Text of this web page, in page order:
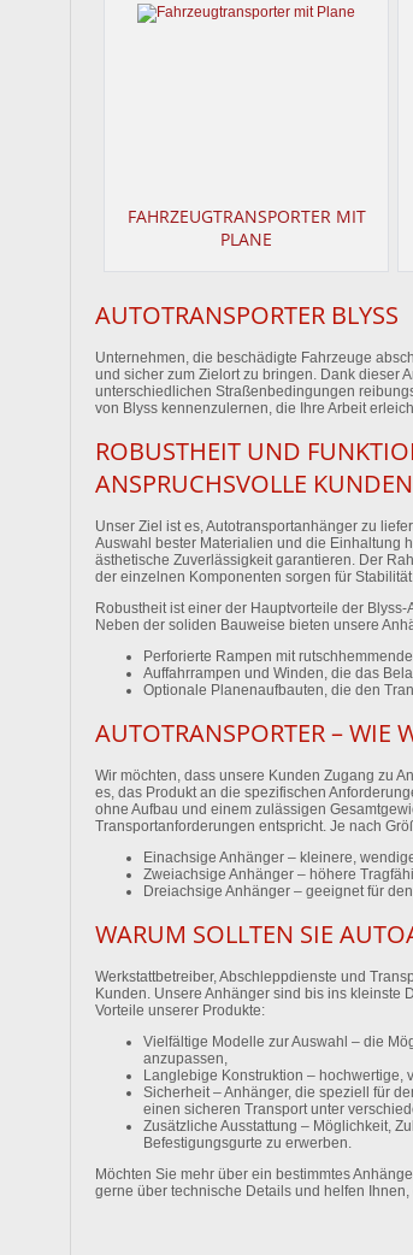
FAHRZEUGTRANSPORTER MIT
PLANE
AUTOTRANSPORTER BLYSS
Unternehmen, die beschädigte Fahrzeuge
und sicher zum Zielort zu bringen. Dank dieser
unterschiedlichen Straßenbedingungen
von Blyss kennenzulernen, die Ihre Arbeit
ROBUSTHEIT UND
ANSPRUCHSVOLLE KUNDEN
Unser Ziel ist es, Autotransportanhänger zu
Auswahl bester Materialien und die Einhaltung
ästhetische Zuverlässigkeit garantieren. Der
der einzelnen Komponenten sorgen für
Robustheit ist einer der Hauptvorteile der
Neben der soliden Bauweise bieten unsere
Perforierte Rampen mit
Auffahrrampen und Winden, die das
Optionale Planenaufbauten, die den
AUTOTRANSPORTER – WIE
Wir möchten, dass unsere Kunden Zugang zu
es, das Produkt an die spezifischen
ohne Aufbau und einem zulässigen
Transportanforderungen entspricht. Je nach
Einachsige Anhänger – kleinere,
Zweiachsige Anhänger – höhere
Dreiachsige Anhänger – geeignet für
WARUM SOLLTEN SIE
Werkstattbetreiber, Abschleppdienste und
Kunden. Unsere Anhänger sind bis ins kleinste
Vorteile unserer Produkte:
Vielfältige Modelle zur Auswahl – die
anzupassen,
Langlebige Konstruktion – hochwertige,
Sicherheit – Anhänger, die speziell für
einen sicheren Transport unter
Zusätzliche Ausstattung – Möglichkeit,
Befestigungsgurte zu erwerben.
Möchten Sie mehr über ein bestimmtes
gerne über technische Details und helfen